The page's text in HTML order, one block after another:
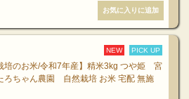
NEW PICK UP
培のお米/令和7年産】精米3kg つや姫 宮
ちゃん農園 自然栽培 お米 宅配 無施